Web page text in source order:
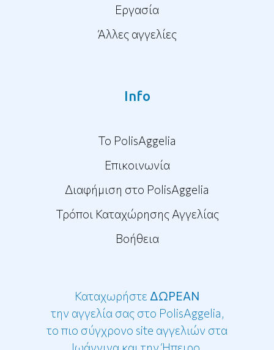
Εργασία
Άλλες αγγελίες
Info
To PolisAggelia
Επικοινωνία
Διαφήμιση στο PolisAggelia
Τρόποι Καταχώρησης Αγγελίας
Βοήθεια
Καταχωρήστε ΔΩΡΕΑΝ
την αγγελία σας στο PolisAggelia,
το πιο σύγχρονο site αγγελιών στα
Ιωάννινα και την Ήπειρο.